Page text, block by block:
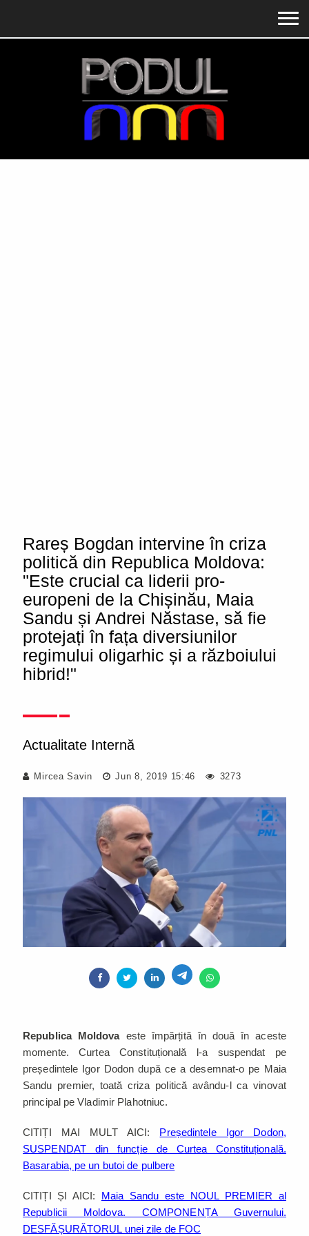
Rareș Bogdan intervine în criza
politică din Republica Moldova:
"Este crucial ca liderii pro-
europeni de la Chișinău, Maia
Sandu și Andrei Năstase, să fie
protejați în fața diversiunilor
regimului oligarhic și a războiului
hibrid!"
Actualitate Internă
Mircea Savin Jun 8, 2019 15:46 3273
Republica Moldovaeste împărțită în două în aceste
momente. Curtea Constituțională l-a suspendat pe
președintele Igor Dodon după ce a desemnat-o pe Maia
Sandu premier, toată criza politică avându-l ca vinovat
principal pe Vladimir Plahotniuc.
CITIȚI MAI MULT AICI: Președintele Igor Dodon,
SUSPENDAT din funcție de Curtea Constituțională.
Basarabia, pe un butoi de pulbere
CITIȚI ȘI AICI: Maia Sandu este NOUL PREMIER al
Republicii Moldova. COMPONENȚA Guvernului.
DESFĂȘURĂTORUL unei zile de FOC